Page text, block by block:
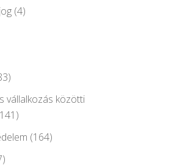
(4)
vállalkozás közötti
(164)